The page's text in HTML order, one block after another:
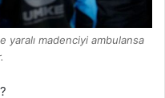
madenciyi ambulansa